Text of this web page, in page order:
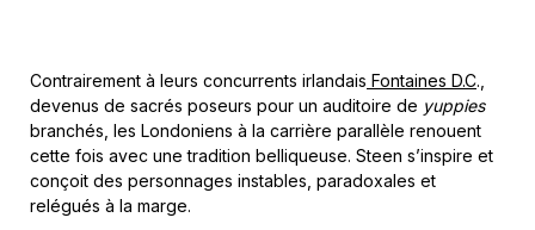
Contrairement à leurs concurrents irlandais Fontaines D.C.,
devenus de sacrés poseurs pour un auditoire de yuppies
branchés, les Londoniens à la carrière parallèle renouent
cette fois avec une tradition belliqueuse. Steen s’inspire et
conçoit des personnages instables, paradoxales et
relégués à la marge.